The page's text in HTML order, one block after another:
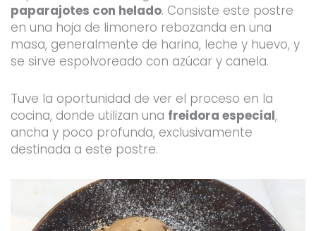
paparajotes con helado. Consiste este postre
en una hoja de limonero rebozanda en una
masa, generalmente de harina, leche y huevo, y
se sirve espolvoreado con azúcar y canela.
Tuve la oportunidad de ver el proceso en la
cocina, donde utilizan una freidora especial,
ancha y poco profunda, exclusivamente
destinada a este postre.